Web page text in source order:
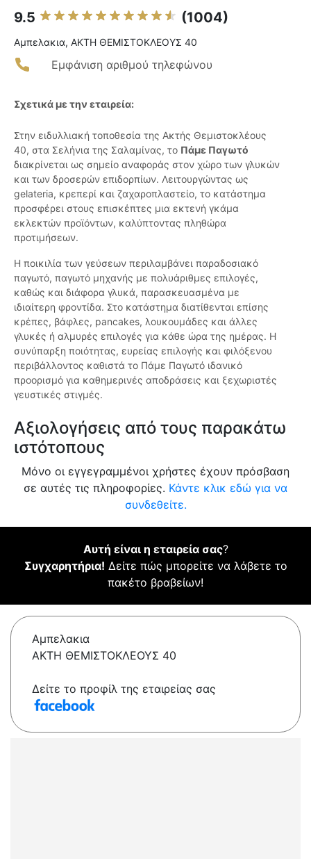
9.5 (1004)
Αμπελακια, ΑΚΤΗ ΘΕΜΙΣΤΟΚΛΕΟΥΣ 40
Εμφάνιση αριθμού τηλεφώνου
Σχετικά με την εταιρεία:
Στην ειδυλλιακή τοποθεσία της Ακτής Θεμιστοκλέους
40, στα Σελήνια της Σαλαμίνας, το Πάμε Παγωτό
διακρίνεται ως σημείο αναφοράς στον χώρο των γλυκών
και των δροσερών επιδορπίων. Λειτουργώντας ως
gelateria, κρεπερί και ζαχαροπλαστείο, το κατάστημα
προσφέρει στους επισκέπτες μια εκτενή γκάμα
εκλεκτών προϊόντων, καλύπτοντας πληθώρα
προτιμήσεων.
Η ποικιλία των γεύσεων περιλαμβάνει παραδοσιακό
παγωτό, παγωτό μηχανής με πολυάριθμες επιλογές,
καθώς και διάφορα γλυκά, παρασκευασμένα με
ιδιαίτερη φροντίδα. Στο κατάστημα διατίθενται επίσης
κρέπες, βάφλες, pancakes, λουκουμάδες και άλλες
γλυκές ή αλμυρές επιλογές για κάθε ώρα της ημέρας. Η
συνύπαρξη ποιότητας, ευρείας επιλογής και φιλόξενου
περιβάλλοντος καθιστά το Πάμε Παγωτό ιδανικό
προορισμό για καθημερινές αποδράσεις και ξεχωριστές
γευστικές στιγμές.
Αξιολογήσεις από τους παρακάτω
ιστότοπους
Μόνο οι εγγεγραμμένοι χρήστες έχουν πρόσβαση
σε αυτές τις πληροφορίες. Κάντε κλικ εδώ για να
συνδεθείτε.
Αυτή είναι η εταιρεία σας?
Συγχαρητήρια! Δείτε πώς μπορείτε να λάβετε το
πακέτο βραβείων!
Αμπελακια
ΑΚΤΗ ΘΕΜΙΣΤΟΚΛΕΟΥΣ 40
Δείτε το προφίλ της εταιρείας σας